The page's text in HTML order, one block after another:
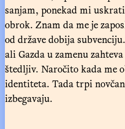
sanjam, ponekad mi
obrok. Znam da me je
od države dobija
ali Gazda u zamenu
štedljiv. Naročito kada me
identiteta. Tada trpi
izbegavaju.